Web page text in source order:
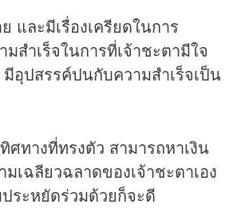
และมีเรื่องเครียดในการ
สำเร็จในการที่เจ้าชะตามีใจ
อุปสรรค์ปนกับความสำเร็จเป็น
ศทางที่ทรงตัว สามารถหาเงิน
เฉลียวฉลาดของเจ้าชะตาเอง
ระหยัดร่วมด้วยก็จะดี